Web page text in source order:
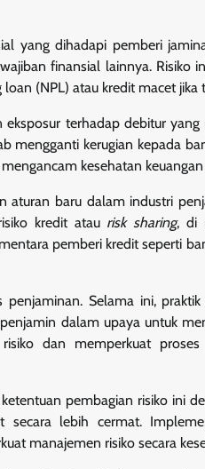
yang dihadapi pemberi
finansial lainnya. Risiko
(NPL) atau kredit macet jika
terhadap debitur
mengganti kerugian kepada
kesehatan
aturan baru dalam industri
kredit atau risk sharing, di
pemberi kredit seperti
Selama ini,
dalam upaya untuk
dan memperkuat
pembagian risiko ini
secara lebih cermat.
manajemen risiko secara